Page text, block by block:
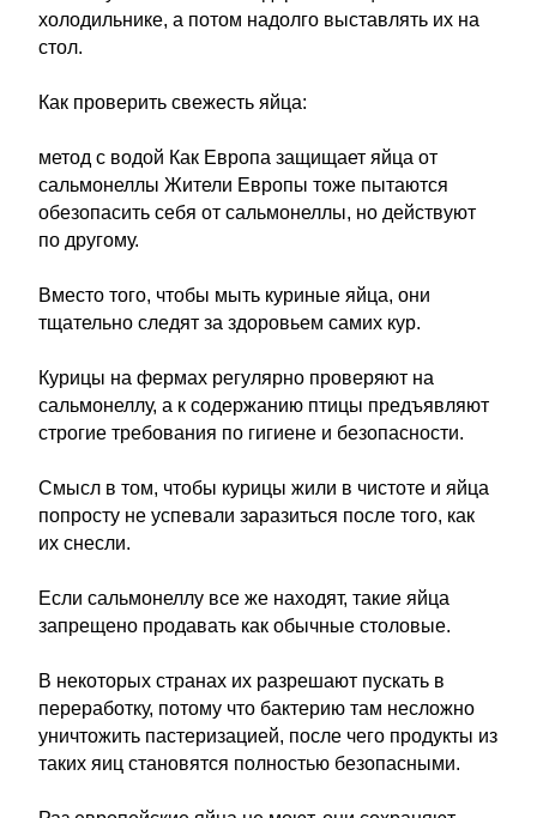
холодильнике, а потом надолго выставлять их на
стол.
Как проверить свежесть яйца:
метод с водой Как Европа защищает яйца от
сальмонеллы Жители Европы тоже пытаются
обезопасить себя от сальмонеллы, но действуют
по другому.
Вместо того, чтобы мыть куриные яйца, они
тщательно следят за здоровьем самих кур.
Курицы на фермах регулярно проверяют на
сальмонеллу, а к содержанию птицы предъявляют
строгие требования по гигиене и безопасности.
Смысл в том, чтобы курицы жили в чистоте и яйца
попросту не успевали заразиться после того, как
их снесли.
Если сальмонеллу все же находят, такие яйца
запрещено продавать как обычные столовые.
В некоторых странах их разрешают пускать в
переработку, потому что бактерию там несложно
уничтожить пастеризацией, после чего продукты из
таких яиц становятся полностью безопасными.